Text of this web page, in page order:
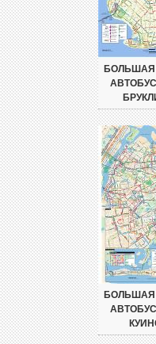
БОЛЬШАЯ
БОЛЬШАЯ